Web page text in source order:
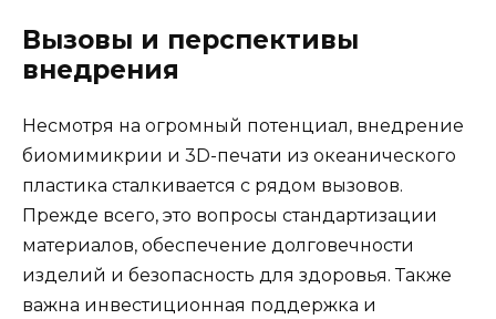
Вызовы и перспективы
внедрения
Несмотря на огромный потенциал, внедрение
биомимикрии и 3D-печати из океанического
пластика сталкивается с рядом вызовов.
Прежде всего, это вопросы стандартизации
материалов, обеспечение долговечности
изделий и безопасность для здоровья. Также
важна инвестиционная поддержка и